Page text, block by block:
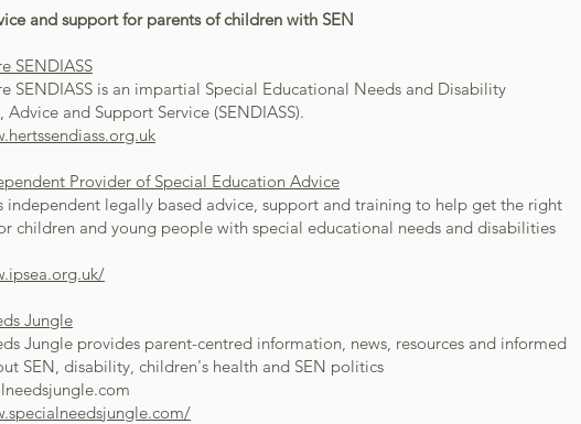
and support for parents of children with SEN
SENDIASS
SENDIASS is an impartial Special Educational Needs and Disability
and Support Service (SENDIASS).
Provider of Special Education Advice
independent legally based advice, support and training to help get the right
children and young people with special educational needs and disabilities
Jungle
Jungle provides parent-centred information, news, resources and informed
SEN, disability, children's health and SEN politics